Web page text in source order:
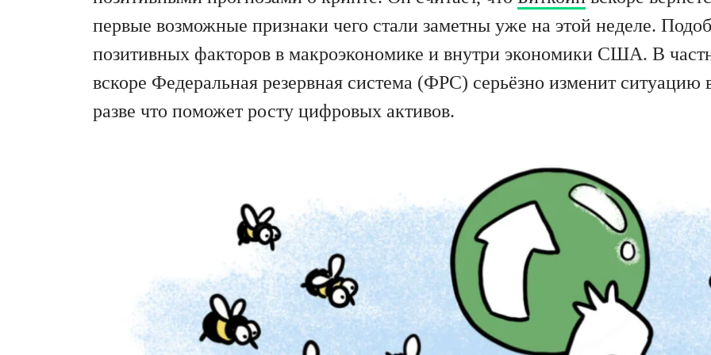
первые возможные признаки чего стали заметны уже на этой неделе.
позитивных факторов в макроэкономике и внутри экономики США. В
вскоре Федеральная резервная система (ФРС) серьёзно изменит ситуацию
разве что поможет росту цифровых активов.